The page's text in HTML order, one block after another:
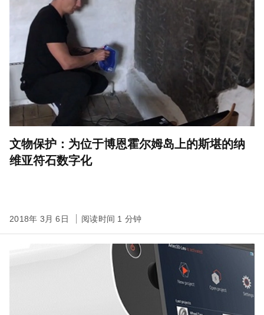
文物保护：为位于博恩霍尔姆岛上的斯堪的纳
维亚符石数字化
2018年 3月 6日 阅读时间 1 分钟